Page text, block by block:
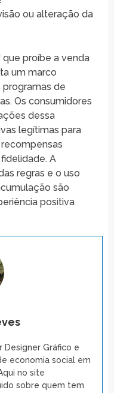
ou alteração da
que proíbe a venda
um marco
de
Os consumidores
dessa
legítimas para
A
regras e o uso
são
positiva
Designer Gráfico e
economia social em
no site
sobre quem tem